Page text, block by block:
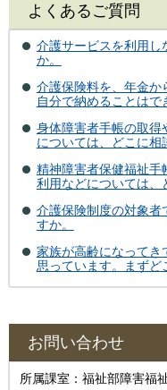
よくあるご質問
介護サービスを利用し
か。
介護保険料を、年金か
自分で納めることはで
身体障害者手帳の取得
については、どこに相
精神障害者保健福祉手
利用などについては、
介護保険制度の対象者
すか。
家族が高齢になってき
思っています。まずど
お問い合わせ
所属課室：福祉部障害福